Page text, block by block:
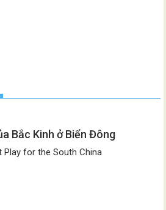
Bắc Kinh ở Biển Đông
Play for the South China